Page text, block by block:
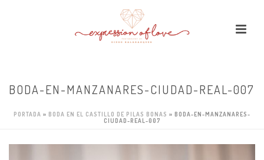
BODA-EN-MANZANARES-CIUDAD-REAL-007
PORTADA » BODA EN EL CASTILLO DE PILAS BONAS » BODA-EN-MANZANARES-
CIUDAD-REAL-007